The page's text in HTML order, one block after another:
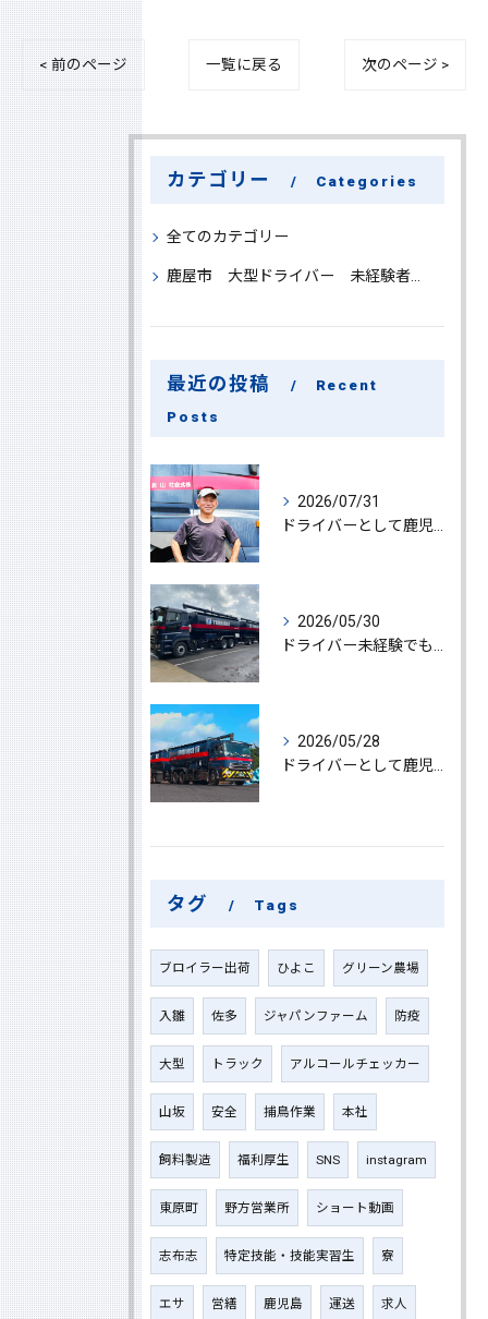
< 前のページ 一覧に戻る 次のページ >
カテゴリー Categories
全てのカテゴリー
鹿屋市 大型ドライバー 未経験者 大募集
最近の投稿
Recent
Posts
2026/07/31
2026/05/30
2026/05/28
タグ Tags
ブロイラー出荷 ひよこ グリーン農場
入雛 佐多 ジャパンファーム 防疫
大型 トラック アルコールチェッカー
山坂 安全 捕鳥作業 本社
飼料製造 福利厚生 SNS instagram
東原町 野方営業所 ショート動画
志布志 特定技能・技能実習生 寮
エサ 営繕 鹿児島 運送 求人